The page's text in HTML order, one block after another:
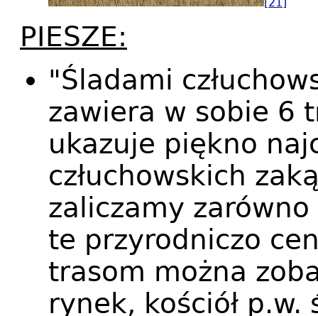
PIESZE:
"Śladami
zawiera w sobie 6
ukazuje piękno
człuchowskich
zaliczamy
te przyrodniczo
trasom można
rynek, kościół p.w.